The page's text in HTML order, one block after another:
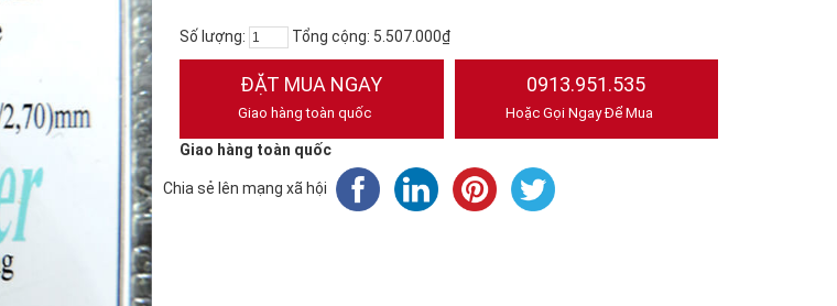
Số lượng: Tổng cộng: 5.507.000₫
ĐẶT MUA NGAY
Giao hàng toàn quốc
0913.951.535
Hoặc Gọi Ngay Để Mua
Giao hàng toàn quốc
Chia sẻ lên mạng xã hội